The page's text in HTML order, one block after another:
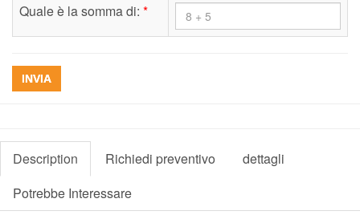
Quale è la somma di: *
INVIA
Description Richiedi preventivo
dettagli
Potrebbe Interessare